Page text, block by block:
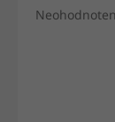
Priemerné